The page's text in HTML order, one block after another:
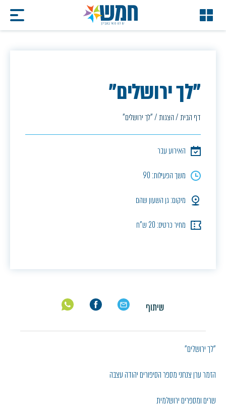
"לך ירושלים"
דף הבית/הצגות/"לך ירושלים"
האירוע עבר
משך הפעילות: 90
מיקום: גן השעון שהם
מחיר כרטיס: 20 ש"ח
שיתוף
"לך ירושלים"
הזמר ערן צנחני מספר הסיפורים יהודה עצבה
שרים ומספרים ירושלמית